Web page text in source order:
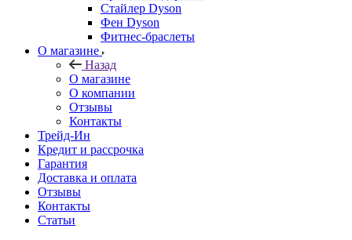
Стайлер Dyson
Фен Dyson
Фитнес-браслеты
О магазине
Назад
О магазине
О компании
Отзывы
Контакты
Трейд-Ин
Кредит и рассрочка
Гарантия
Доставка и оплата
Отзывы
Контакты
Статьи